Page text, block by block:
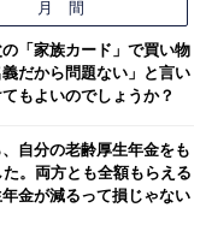
月 間
「家族カード」で買い物
だから問題ない」と言い
もよいのでしょうか？
自分の老齢厚生年金をも
。両方とも全額もらえる
金が減るって損じゃない